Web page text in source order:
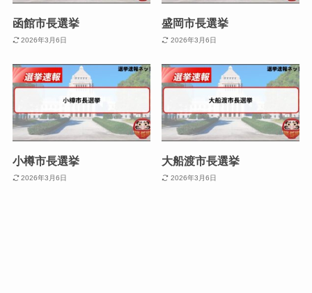
函館市長選挙
2026年3月6日
盛岡市長選挙
2026年3月6日
小樽市長選挙
2026年3月6日
大船渡市長選挙
2026年3月6日